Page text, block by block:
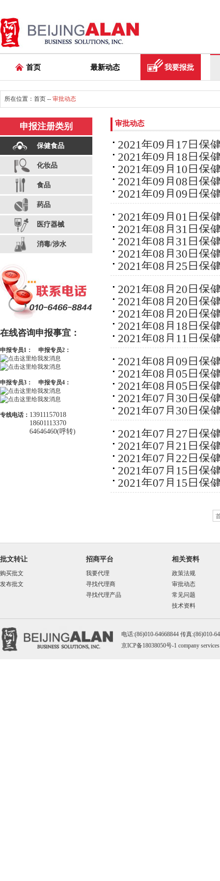
首页 最新动态 我要报批
所在位置： 首页 -- 审批动态
申报注册类别
保健食品
化妆品
食品
药品
医疗器械
消毒/涉水
在线咨询申报事宜：
申报专员1： 申报专员2：
申报专员3： 申报专员4：
专线电话： 13911157018
18601113370
64646460(呼转)
审批动态
2021年09月17日保
2021年09月18日保
2021年09月10日保
2021年09月08日保
2021年09月09日保
2021年09月01日保
2021年08月31日保
2021年08月31日保
2021年08月30日保
2021年08月25日保
2021年08月20日保
2021年08月20日保
2021年08月20日保
2021年08月18日保
2021年08月11日保
2021年08月09日保
2021年08月05日保
2021年08月05日保
2021年07月30日保
2021年07月30日保
2021年07月27日保
2021年07月21日保
2021年07月22日保
2021年07月15日保
2021年07月15日保
批文转让
购买批文
发布批文
招商平台
我要代理
寻找代理商
寻找代理产品
相关资料
政策法规
审批动态
常见问题
技术资料
电话:(86)010-64668844 传真:(86)010-
京ICP备18038050号-1 company